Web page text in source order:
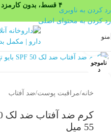
۴ قسط، بدون کارمزد
رد کردن به ناوبری
رد کردن به محتوای اصلی
منو
ناموجو
د
بزرگنمایی تصویر
خانه/مراقبت پوست/ضد آفتاب
55 میل